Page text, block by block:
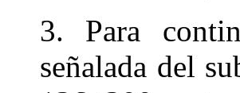
3. Para
señalada del